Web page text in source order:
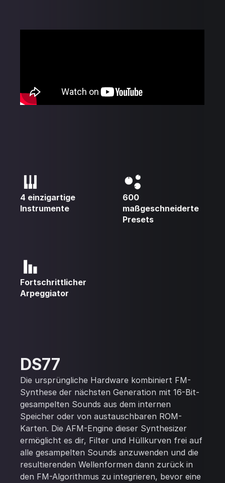
4 einzigartige
Instrumente
600
maßgeschneiderte
Presets
Fortschrittlicher
Arpeggiator
DS77
Die ursprüngliche Hardware kombiniert FM-
Synthese der nächsten Generation mit 16-Bit-
gesampelten Sounds aus dem internen
Speicher oder von austauschbaren ROM-
Karten. Die AFM-Engine dieser Synthesizer
ermöglicht es dir, Filter und Hüllkurven frei auf
alle gesampelten Sounds anzuwenden und die
resultierenden Wellenformen dann zurück in
den FM-Algorithmus zu integrieren, bevor eine